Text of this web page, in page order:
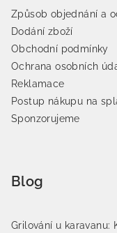
Způsob objednání a
Dodání zboží
Obchodní podmínky
Ochrana osobních
Reklamace
Postup nákupu na
Sponzorujeme
Blog
Grilování u karavanu: